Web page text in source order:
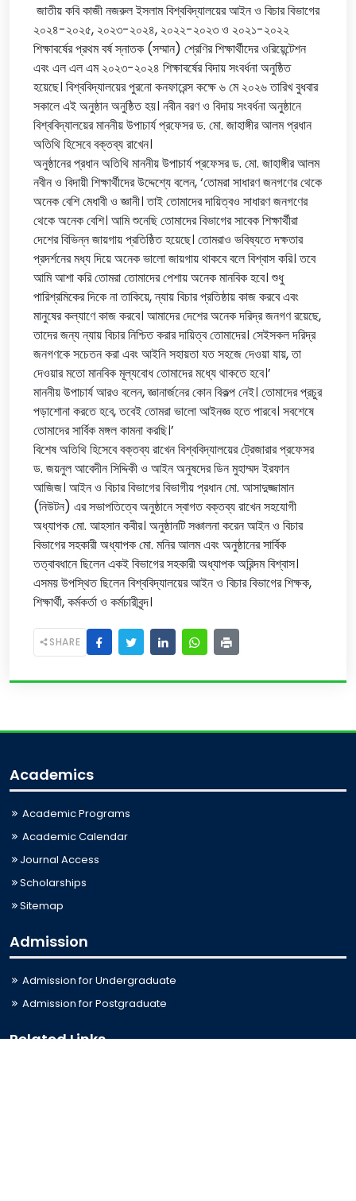
জাতীয় কবি কাজী নজরুল ইসলাম বিশ্ববিদ্যালয়ের আইন ও বিচার বিভাগের
২০২৪-২০২৫, ২০২৩-২০২৪, ২০২২-২০২৩ ও ২০২১-২০২২
শিক্ষাবর্ষের প্রথম বর্ষ স্নাতক (সম্মান) শ্রেণির শিক্ষার্থীদের ওরিয়েন্টেশন
এবং এল এল এম ২০২৩-২০২৪ শিক্ষাবর্ষের বিদায় সংবর্ধনা অনুষ্ঠিত
হয়েছে। বিশ্ববিদ্যালয়ের পুরনো কনফারেন্স কক্ষে ৬ মে ২০২৬ তারিখ বুধবার
সকালে এই অনুষ্ঠান অনুষ্ঠিত হয়। নবীন বরণ ও বিদায় সংবর্ধনা অনুষ্ঠানে
বিশ্ববিদ্যালয়ের মাননীয় উপাচার্য প্রফেসর ড. মো. জাহাঙ্গীর আলম প্রধান
অতিথি হিসেবে বক্তব্য রাখেন।
অনুষ্ঠানের প্রধান অতিথি মাননীয় উপাচার্য প্রফেসর ড. মো. জাহাঙ্গীর আলম
নবীন ও বিদায়ী শিক্ষার্থীদের উদ্দেশ্যে বলেন, ‘তোমরা সাধারণ জনগণের থেকে
অনেক বেশি মেধাবী ও জ্ঞানী। তাই তোমাদের দায়িত্বও সাধারণ জনগণের
থেকে অনেক বেশি। আমি শুনেছি তোমাদের বিভাগের সাবেক শিক্ষার্থীরা
দেশের বিভিন্ন জায়গায় প্রতিষ্ঠিত হয়েছে। তোমরাও ভবিষ্যতে দক্ষতার
প্রদর্শনের মধ্য দিয়ে অনেক ভালো জায়গায় থাকবে বলে বিশ্বাস করি। তবে
আমি আশা করি তোমরা তোমাদের পেশায় অনেক মানবিক হবে। শুধু
পারিশ্রমিকের দিকে না তাকিয়ে, ন্যায় বিচার প্রতিষ্ঠায় কাজ করবে এবং
মানুষের কল্যাণে কাজ করবে। আমাদের দেশের অনেক দরিদ্র জনগণ রয়েছে,
তাদের জন্য ন্যায় বিচার নিশ্চিত করার দায়িত্ব তোমাদের। সেইসকল দরিদ্র
জনগণকে সচেতন করা এবং আইনি সহায়তা যত সহজে দেওয়া যায়, তা
দেওয়ার মতো মানবিক মূল্যবোধ তোমাদের মধ্যে থাকতে হবে।’
মাননীয় উপাচার্য আরও বলেন, জ্ঞানার্জনের কোন বিকল্প নেই। তোমাদের প্রচুর
পড়াশোনা করতে হবে, তবেই তোমরা ভালো আইনজ্ঞ হতে পারবে। সবশেষে
তোমাদের সার্বিক মঙ্গল কামনা করছি।’
বিশেষ অতিথি হিসেবে বক্তব্য রাখেন বিশ্ববিদ্যালয়ের ট্রেজারার প্রফেসর
ড. জয়নুল আবেদীন সিদ্দিকী ও আইন অনুষদের ডিন মুহাম্মদ ইরফান
আজিজ। আইন ও বিচার বিভাগের বিভাগীয় প্রধান মো. আসাদুজ্জামান
(নিউটন) এর সভাপতিত্বে অনুষ্ঠানে স্বাগত বক্তব্য রাখেন সহযোগী
অধ্যাপক মো. আহসান কবীর। অনুষ্ঠানটি সঞ্চালনা করেন আইন ও বিচার
বিভাগের সহকারী অধ্যাপক মো. মনির আলম এবং অনুষ্ঠানের সার্বিক
তত্বাবধানে ছিলেন একই বিভাগের সহকারী অধ্যাপক অরিন্দম বিশ্বাস।
এসময় উপস্থিত ছিলেন বিশ্ববিদ্যালয়ের আইন ও বিচার বিভাগের শিক্ষক,
শিক্ষার্থী, কর্মকর্তা ও কর্মচারীবৃন্দ।
SHARE
Academics
Academic Programs
Academic Calendar
Journal Access
Scholarships
Sitemap
Admission
Admission for Undergraduate
Admission for Postgraduate
Related Links